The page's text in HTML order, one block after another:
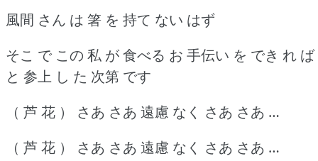
風間 さん は 箸 を 持て ない はず
そこ で この 私 が 食べる お 手伝い を でき れ ば
と 参上 し た 次第 です
（ 芦 花 ） さあ さあ 遠慮 なく さあ さあ …
（ 芦 花 ） さあ さあ 遠慮 なく さあ さあ …